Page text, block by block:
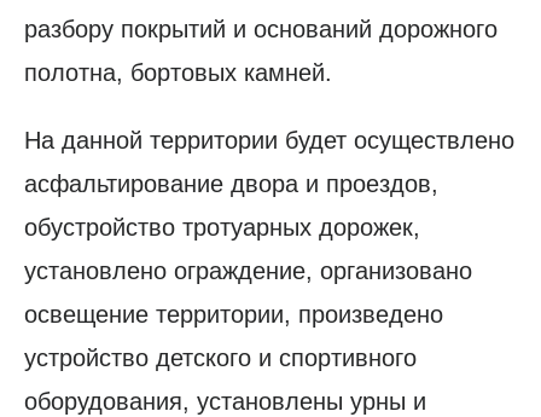
разбору покрытий и оснований дорожного
полотна, бортовых камней.
На данной территории будет осуществлено
асфальтирование двора и проездов,
обустройство тротуарных дорожек,
установлено ограждение, организовано
освещение территории, произведено
устройство детского и спортивного
оборудования, установлены урны и